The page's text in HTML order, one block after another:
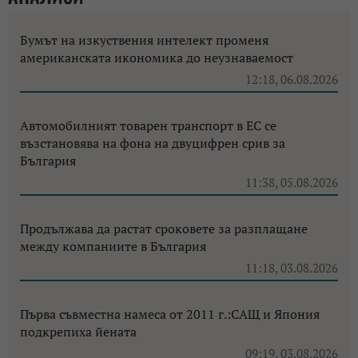
Бумът на изкуствения интелект променя
американската икономика до неузнаваемост
12:18, 06.08.2026
Автомобилният товарен транспорт в ЕС се
възстановява на фона на двуцифрен срив за
България
11:38, 05.08.2026
Продължава да растат сроковете за разплащане
между компаниите в България
11:18, 03.08.2026
Първа съвместна намеса от 2011 г.:САЩ и Япония
подкрепиха йената
09:19, 03.08.2026